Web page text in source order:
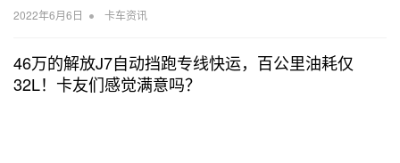
2022年6月6日 • 卡车资讯
46万的解放J7自动挡跑专线快运，百公里油耗仅
32L！卡友们感觉满意吗？